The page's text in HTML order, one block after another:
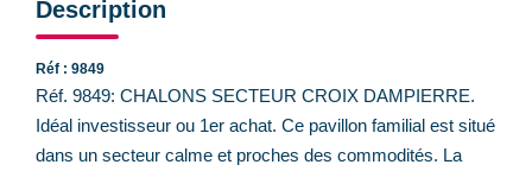
Description
Réf : 9849
Réf. 9849: CHALONS SECTEUR CROIX DAMPIERRE.
Idéal investisseur ou 1er achat. Ce pavillon familial est situé
dans un secteur calme et proches des commodités. La